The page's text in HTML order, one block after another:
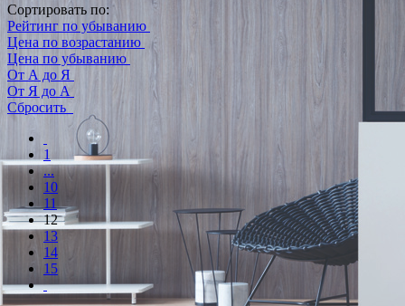
Сортировать по:
Рейтинг по убыванию
Цена по возрастанию
Цена по убыванию
От А до Я
От Я до А
Сбросить
1
...
10
11
12
13
14
15